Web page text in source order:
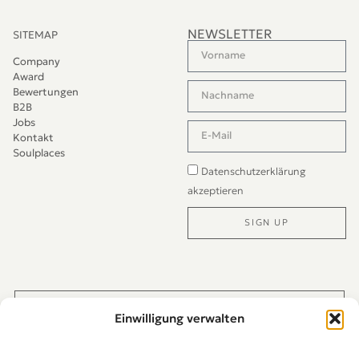
Einwilligung verwalten
SITEMAP
Company
Award
Bewertungen
B2B
Jobs
Kontakt
Soulplaces
NEWSLETTER
Datenschutzerklärung
akzeptieren
SIGN UP